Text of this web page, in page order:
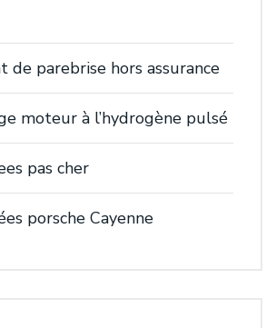
de parebrise hors assurance
moteur à l’hydrogène pulsé
pas cher
porsche Cayenne